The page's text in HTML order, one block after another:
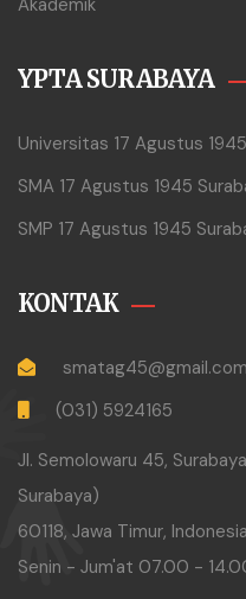
Akademik
YPTA SURABAYA
Universitas 17 Agustus
SMA 17 Agustus 1945
SMP 17 Agustus 1945
KONTAK
smatag45@gmail.com
(031) 5924165
Jl. Semolowaru 45,
Surabaya)
60118, Jawa Timur, Indonesia
Senin - Jum'at 07.00 -